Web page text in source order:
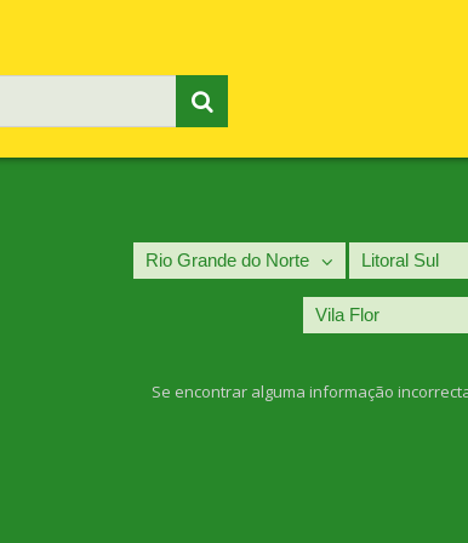
Se encontrar alguma informação